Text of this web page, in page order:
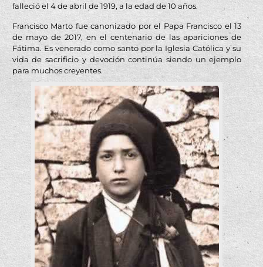
falleció el 4 de abril de 1919, a la edad de 10 años.
Francisco Marto fue canonizado por el Papa Francisco el 13
de mayo de 2017, en el centenario de las apariciones de
Fátima. Es venerado como santo por la Iglesia Católica y su
vida de sacrificio y devoción continúa siendo un ejemplo
para muchos creyentes.